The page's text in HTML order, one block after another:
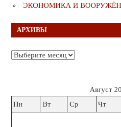
ЭКОНОМИКА И
АРХИВЫ
Архивы
Август
Пн
Вт Ср Чт